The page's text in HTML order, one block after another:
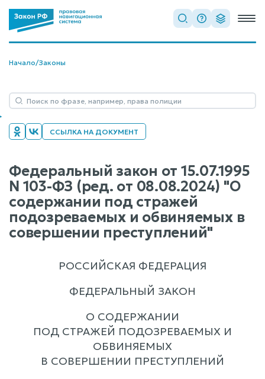
Начало/Законы
ССЫЛКА НА ДОКУМЕНТ
Федеральный закон от 15.07.1995
N 103-ФЗ (ред. от 08.08.2024) "О
содержании под стражей
подозреваемых и обвиняемых в
совершении преступлений"
РОССИЙСКАЯ ФЕДЕРАЦИЯ
ФЕДЕРАЛЬНЫЙ ЗАКОН
О СОДЕРЖАНИИ
ПОД СТРАЖЕЙ ПОДОЗРЕВАЕМЫХ И
ОБВИНЯЕМЫХ
В СОВЕРШЕНИИ ПРЕСТУПЛЕНИЙ